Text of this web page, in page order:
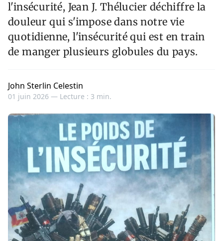
l'insécurité, Jean J. Thélucier déchiffre la
douleur qui s'impose dans notre vie
quotidienne, l'insécurité qui est en train
de manger plusieurs globules du pays.
John Sterlin Celestin
01 juin 2026 — Lecture : 3 min.